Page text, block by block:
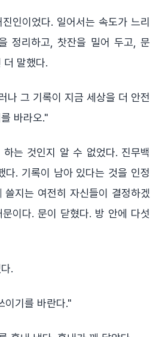
인이었다. 일어서는 속도가 느리
정리하고, 찻잔을 밀어 두고, 문
더 말했다.
나 그 기록이 지금 세상을 더 안전
바라오."
는 것인지 알 수 없었다. 진무백
다. 기록이 남아 있다는 것을 인정
쓸지는 여전히 자신들이 결정하겠
이다. 문이 닫혔다. 방 안에 다섯
.
이기를 바란다."